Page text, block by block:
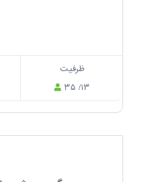
ظرفیت
۳۵ /۱۳